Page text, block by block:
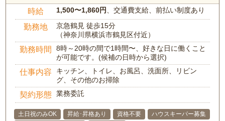
時給 1,500〜1,860円 、交通費支給、前払い制度あり
勤務地
京急鶴見 徒歩15分
（神奈川県横浜市鶴見区付近）
勤務時間
8時～20時の間で1時間〜、好きな日に働くこと
が可能です。(候補の日時から選択)
仕事内容
キッチン、トイレ、お風呂、洗面所、リビン
グ、その他のお掃除
契約形態 業務委託
土日祝のみOK 昇給･昇格あり 資格不要
ハウスキーパー募集